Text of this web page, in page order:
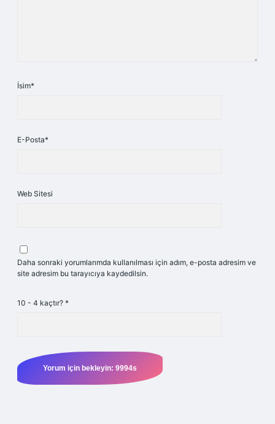
İsim*
E-Posta*
Web Sitesi
Daha sonraki yorumlarımda kullanılması için adım, e-posta adresim ve
site adresim bu tarayıcıya kaydedilsin.
10 - 4 kaçtır? *